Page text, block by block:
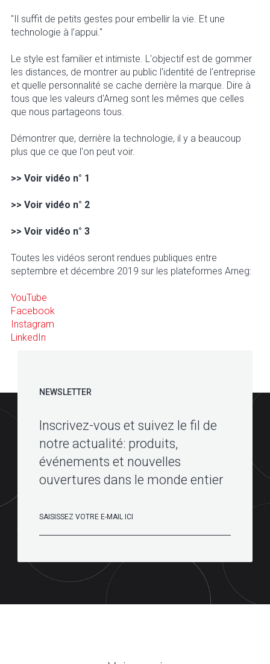
"Il suffit de petits gestes pour embellir la vie. Et une
technologie à l’appui."
Le style est familier et intimiste. L'objectif est de gommer
les distances, de montrer au public l'identité de l'entreprise
et quelle personnalité se cache derrière la marque. Dire à
tous que les valeurs d'Arneg sont les mêmes que celles
que nous partageons tous.
Démontrer que, derrière la technologie, il y a beaucoup
plus que ce que l'on peut voir.
>> Voir vidéo n° 1
>> Voir vidéo n° 2
>> Voir vidéo n° 3
Toutes les vidéos seront rendues publiques entre
septembre et décembre 2019 sur les plateformes Arneg:
YouTube
Facebook
Instagram
LinkedIn
NEWSLETTER
Inscrivez-vous et suivez le fil de
notre actualité: produits,
événements et nouvelles
ouvertures dans le monde entier